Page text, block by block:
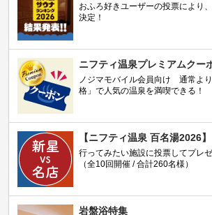
おふろ好きユーザーの投票により
決定！
ニフティ温泉プレミアムクー
ノジマモバイル会員向け 通常よ
格」で人気の温泉を満喫できる！
【ニフティ温泉 百名湯2026】
行ってみたい施設に投票してプレ
（全10回開催 / 合計260名様）
岩盤浴特集